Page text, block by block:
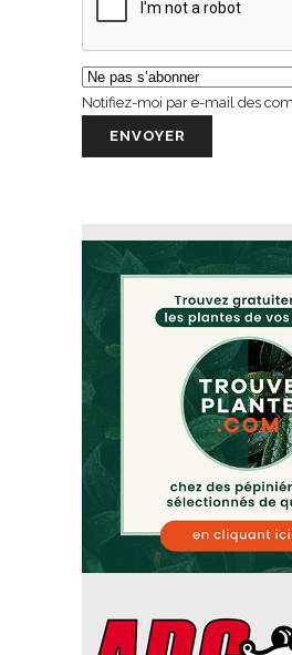
Notifiez-moi par e-mail des